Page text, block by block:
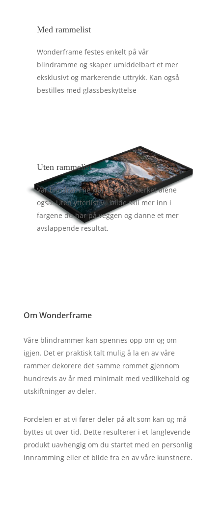
Med rammelist
Wonderframe festes enkelt på vår
blindramme og skaper umiddelbart et mer
eksklusivt og markerende uttrykk. Kan også
bestilles med glassbeskyttelse
Uten rammelist
Vår blindramme klarer seg utmerket alene
også. Uten ytterlist vil bilde skli mer inn i
fargene du har på veggen og danne et mer
avslappende resultat.
Om Wonderframe
Våre blindrammer kan spennes opp om og om
igjen. Det er praktisk talt mulig å la en av våre
rammer dekorere det samme rommet gjennom
hundrevis av år med minimalt med vedlikehold og
utskiftninger av deler.
Fordelen er at vi fører deler på alt som kan og må
byttes ut over tid. Dette resulterer i et langlevende
produkt uavhengig om du startet med en personlig
innramming eller et bilde fra en av våre kunstnere.